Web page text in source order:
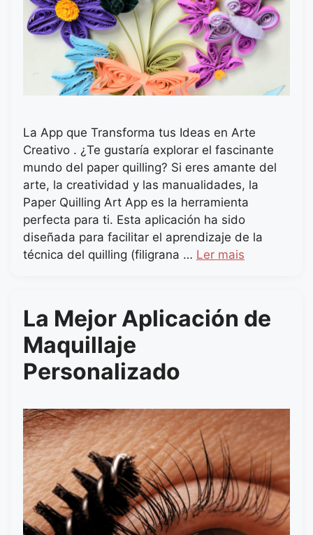
La App que Transforma tus Ideas en Arte
Creativo . ¿Te gustaría explorar el fascinante
mundo del paper quilling? Si eres amante del
arte, la creatividad y las manualidades, la
Paper Quilling Art App es la herramienta
perfecta para ti. Esta aplicación ha sido
diseñada para facilitar el aprendizaje de la
técnica del quilling (filigrana … Ler mais
La Mejor Aplicación de
Maquillaje
Personalizado